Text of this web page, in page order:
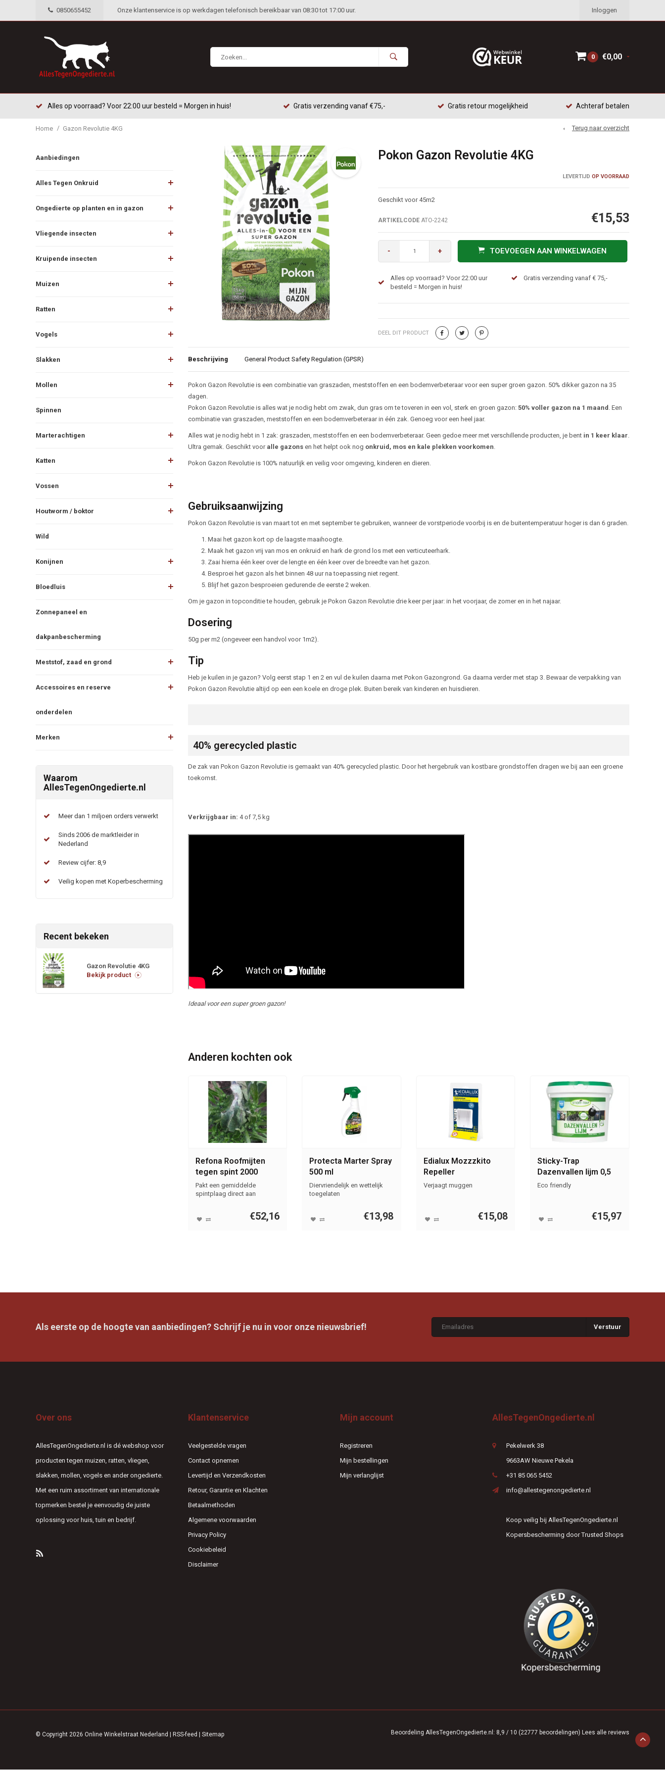
0850655452 Onze klantenservice is op werkdagen telefonisch bereikbaar van 08:30 tot 17:00 uur. Inloggen
0 €0,00
Alles op voorraad? Voor 22:00 uur besteld = Morgen in huis! Gratis verzending vanaf €75,- Gratis retour mogelijkheid Achteraf betalen
Home / Gazon Revolutie 4KG Terug naar overzicht
Aanbiedingen
Alles Tegen Onkruid
Ongedierte op planten en in gazon
Vliegende insecten
Kruipende insecten
Muizen
Ratten
Vogels
Slakken
Mollen
Spinnen
Marterachtigen
Katten
Vossen
Houtworm / boktor
Wild
Konijnen
Bloedluis
Zonnepaneel en
dakpanbescherming
Meststof, zaad en grond
Accessoires en reserve
onderdelen
Merken
Waarom
AllesTegenOngedierte.nl
Meer dan 1 miljoen orders verwerkt
Sinds 2006 de marktleider in
Nederland
Review cijfer: 8,9
Veilig kopen met Koperbescherming
Recent bekeken
Gazon Revolutie 4KG
Bekijk product
Pokon Gazon Revolutie 4KG
LEVERTIJD OP VOORRAAD
Geschikt voor 45m2
ARTIKELCODEATO-2242 €15,53
- + TOEVOEGEN AAN WINKELWAGEN
Alles op voorraad? Voor 22:00 uur
besteld = Morgen in huis!
Gratis verzending vanaf € 75,-
DEEL DIT PRODUCT
Beschrijving General Product Safety Regulation (GPSR)
Beschrijving
Pokon Gazon Revolutie is een combinatie van graszaden, meststoffen en een bodemverbeteraar voor een super groen gazon. 50% dikker gazon na 35
dagen.
Pokon Gazon Revolutie is alles wat je nodig hebt om zwak, dun gras om te toveren in een vol, sterk en groen gazon: 50% voller gazon na 1 maand . Een
combinatie van graszaden, meststoffen en een bodemverbeteraar in één zak. Genoeg voor een heel jaar.
Alles wat je nodig hebt in 1 zak: graszaden, meststoffen en een bodemverbeteraar. Geen gedoe meer met verschillende producten, je bent in 1 keer klaar
Ultra gemak. Geschikt voor alle gazonsen het helpt ook nog onkruid, mos en kale plekken voorkomen
Pokon Gazon Revolutie is 100% natuurlijk en veilig voor omgeving, kinderen en dieren.
Gebruiksaanwijzing
Pokon Gazon Revolutie is van maart tot en met september te gebruiken, wanneer de vorstperiode voorbij is en de buitentemperatuur hoger is dan 6 graden.
Maai het gazon kort op de laagste maaihoogte.
Maak het gazon vrij van mos en onkruid en hark de grond los met een verticuteerhark.
Zaai hierna één keer over de lengte en één keer over de breedte van het gazon.
Besproei het gazon als het binnen 48 uur na toepassing niet regent.
Blijf het gazon besproeien gedurende de eerste 2 weken.
Om je gazon in topconditie te houden, gebruik je Pokon Gazon Revolutie drie keer per jaar: in het voorjaar, de zomer en in het najaar.
Dosering
50g per m2 (ongeveer een handvol voor 1m2).
Tip
Heb je kuilen in je gazon? Volg eerst stap 1 en 2 en vul de kuilen daarna met Pokon Gazongrond. Ga daarna verder met stap 3. Bewaar de verpakking van
Pokon Gazon Revolutie altijd op een een koele en droge plek. Buiten bereik van kinderen en huisdieren.
40% gerecycled plastic
De zak van Pokon Gazon Revolutie is gemaakt van 40% gerecycled plastic. Door het hergebruik van kostbare grondstoffen dragen we bij aan een groene
toekomst.
Verkrijgbaar in: 4 of 7,5 kg
Ideaal voor een super groen gazon!
Anderen kochten ook
Refona Roofmijten
tegen spint 2000
stuks
Pakt een gemiddelde
spintplaag direct aan
€52,16
Protecta Marter Spray
500 ml
Diervriendelijk en wettelijk
toegelaten
€13,98
Edialux Mozzzkito
Repeller
Verjaagt muggen
€15,08
Sticky-Trap
Dazenvallen lijm 0,5
liter
Eco friendly
€15,97
Als eerste op de hoogte van aanbiedingen? Schrijf je nu in voor onze nieuwsbrief! Verstuur
Over ons
AllesTegenOngedierte.nl is dé webshop voor
producten tegen muizen, ratten, vliegen,
slakken, mollen, vogels en ander ongedierte.
Met een ruim assortiment van internationale
topmerken bestel je eenvoudig de juiste
oplossing voor huis, tuin en bedrijf.
Klantenservice
Veelgestelde vragen
Contact opnemen
Levertijd en Verzendkosten
Retour, Garantie en Klachten
Betaalmethoden
Algemene voorwaarden
Privacy Policy
Cookiebeleid
Disclaimer
Mijn account
Registreren
Mijn bestellingen
Mijn verlanglijst
AllesTegenOngedierte.nl
Pekelwerk 38
9663AW Nieuwe Pekela
+31 85 065 5452
info@allestegenongedierte.nl
Koop veilig bij AllesTegenOngedierte.nl
Kopersbescherming door Trusted Shops
© Copyright 2026 Online Winkelstraat Nederland RSS-feed Sitemap Beoordeling AllesTegenOngedierte.nl : 8,9 / 10 (22777 beoordelingen) Lees alle reviews